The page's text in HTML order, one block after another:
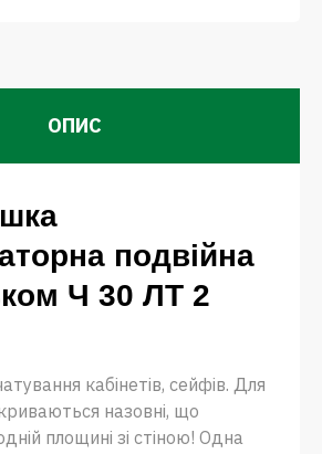
ОПИС
подвійна
Ч 30 ЛТ 2
кабінетів, сейфів. Для
назовні, що
площині зі стіною! Одна